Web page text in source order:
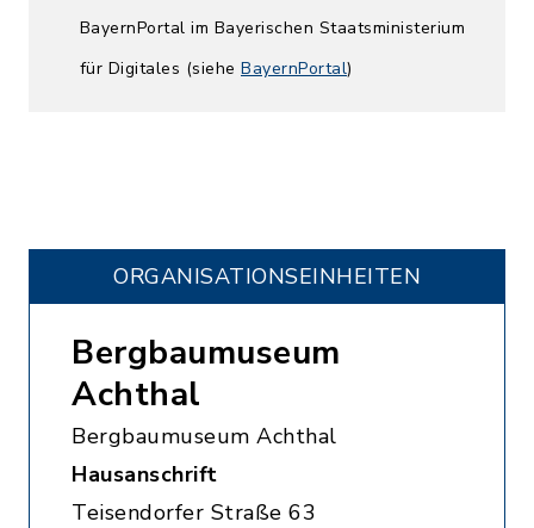
BayernPortal im Bayerischen Staatsministerium
für Digitales (siehe BayernPortal)
ORGANISATIONS­EINHEITEN
Bergbaumuseum
Achthal
Bergbaumuseum Achthal
Hausanschrift
Teisendorfer Straße 63